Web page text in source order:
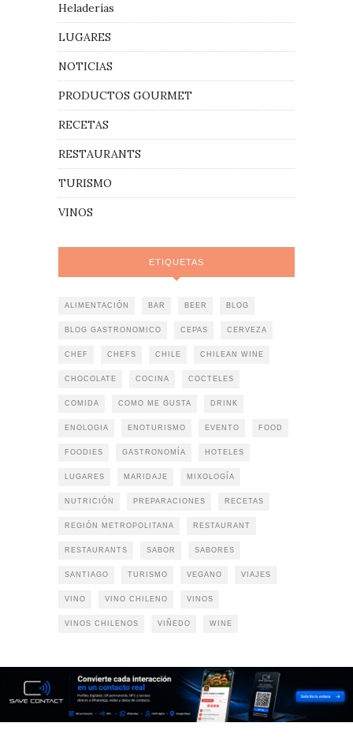
Heladerías
LUGARES
NOTICIAS
PRODUCTOS GOURMET
RECETAS
RESTAURANTS
TURISMO
VINOS
ETIQUETAS
ALIMENTACIÓN BAR BEER BLOG
BLOG GASTRONOMICO CEPAS CERVEZA
CHEF CHEFS CHILE CHILEAN WINE
CHOCOLATE COCINA COCTELES
COMIDA COMO ME GUSTA DRINK
ENOLOGIA ENOTURISMO EVENTO FOOD
FOODIES GASTRONOMÍA HOTELES
LUGARES MARIDAJE MIXOLOGÍA
NUTRICIÓN PREPARACIONES RECETAS
REGIÓN METROPOLITANA RESTAURANT
RESTAURANTS SABOR SABORES
SANTIAGO TURISMO VEGANO VIAJES
VINO VINO CHILENO VINOS
VINOS CHILENOS VIÑEDO WINE